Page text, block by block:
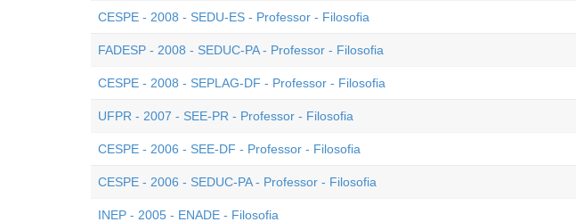
CESPE - 2008 - SEDU-ES - Professor - Filosofia
FADESP - 2008 - SEDUC-PA - Professor - Filosofia
CESPE - 2008 - SEPLAG-DF - Professor - Filosofia
UFPR - 2007 - SEE-PR - Professor - Filosofia
CESPE - 2006 - SEE-DF - Professor - Filosofia
CESPE - 2006 - SEDUC-PA - Professor - Filosofia
INEP - 2005 - ENADE - Filosofia